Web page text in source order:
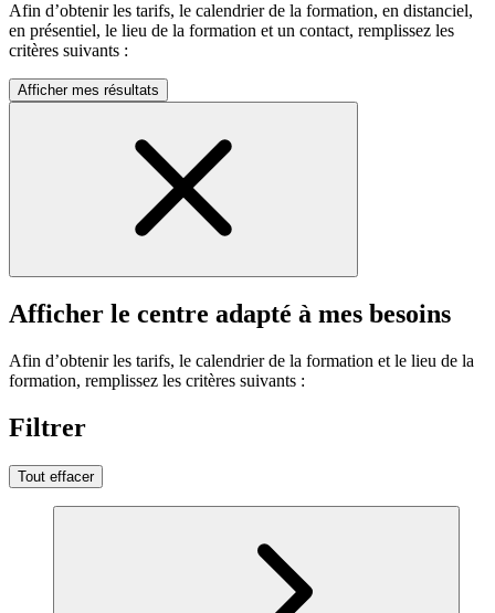
Afin d’obtenir les tarifs, le calendrier de la formation, en distanciel,
en présentiel, le lieu de la formation et un contact, remplissez les
critères suivants :
Afficher mes résultats
Afficher le centre adapté à mes besoins
Afin d’obtenir les tarifs, le calendrier de la formation et le lieu de la
formation, remplissez les critères suivants :
Filtrer
Tout effacer